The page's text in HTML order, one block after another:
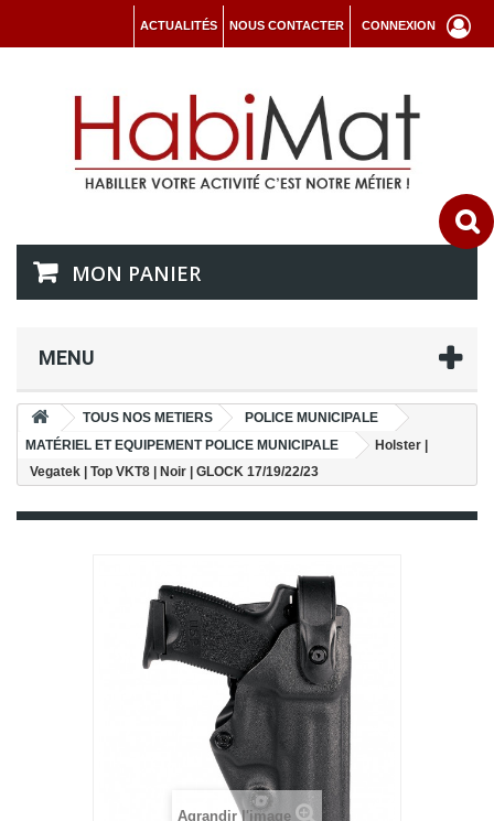
CONNEXION
NOUS CONTACTER
ACTUALITÉS
MON PANIER
MENU
TOUS NOS METIERS
POLICE MUNICIPALE
MATÉRIEL ET EQUIPEMENT POLICE MUNICIPALE
Holster |
Vegatek | Top VKT8 | Noir | GLOCK 17/19/22/23
Agrandir l'image